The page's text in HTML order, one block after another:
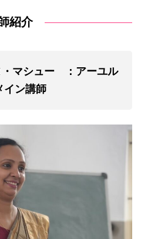
紹介
マシュー ：アーユル
イン講師